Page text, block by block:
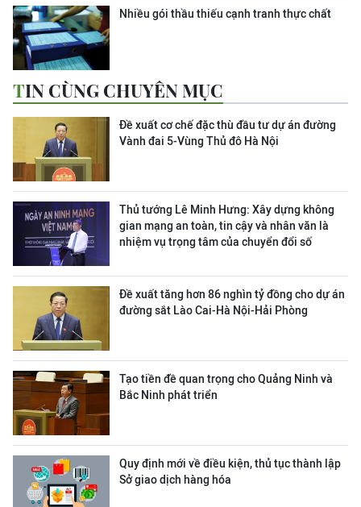
Nhiều gói thầu thiếu cạnh tranh thực chất
TIN CÙNG CHUYÊN MỤC
Đề xuất cơ chế đặc thù đầu tư dự án đường
Vành đai 5-Vùng Thủ đô Hà Nội
Thủ tướng Lê Minh Hưng: Xây dựng không
gian mạng an toàn, tin cậy và nhân văn là
nhiệm vụ trọng tâm của chuyển đổi số
Đề xuất tăng hơn 86 nghìn tỷ đồng cho dự án
đường sắt Lào Cai-Hà Nội-Hải Phòng
Tạo tiền đề quan trọng cho Quảng Ninh và
Bắc Ninh phát triển
Quy định mới về điều kiện, thủ tục thành lập
Sở giao dịch hàng hóa